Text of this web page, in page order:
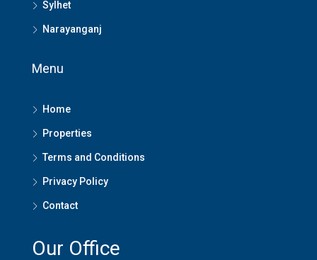
Sylhet
Narayanganj
Menu
Home
Properties
Terms and Conditions
Privacy Policy
Contact
Our Office